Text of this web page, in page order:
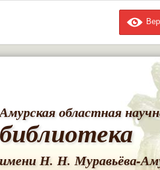
Амурская областная
библиотека
имени Н. Н. Муравьёва-